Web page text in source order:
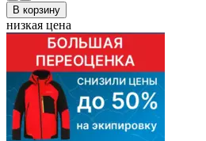
В корзину
низкая цена